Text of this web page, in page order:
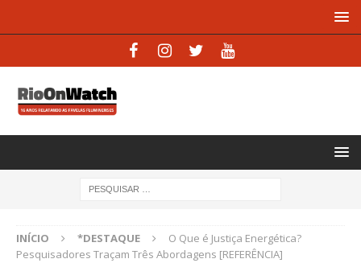
INÍCIO *DESTAQUE
O Que é Justiça Energética?
Pesquisadores Traçam Três Abordagens [REFERÊNCIA]